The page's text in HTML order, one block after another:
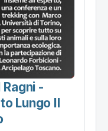
-
Lungo Il